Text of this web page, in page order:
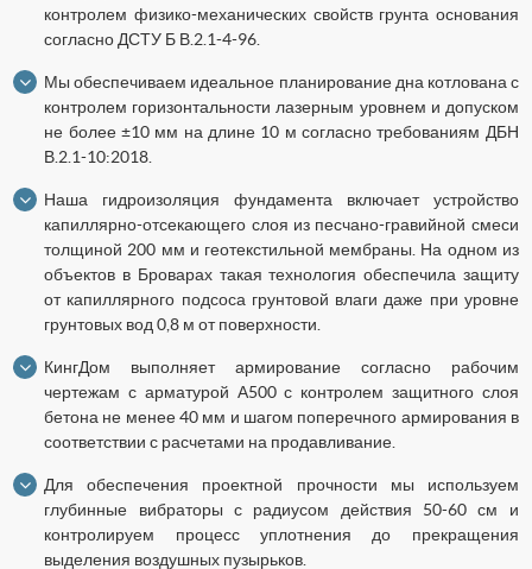
контролем физико-механических свойств грунта основания
согласно ДСТУ Б В.2.1-4-96.
Мы обеспечиваем идеальное планирование дна котлована с
контролем горизонтальности лазерным уровнем и допуском
не более ±10 мм на длине 10 м согласно требованиям ДБН
В.2.1-10:2018.
Наша гидроизоляция фундамента включает устройство
капиллярно-отсекающего слоя из песчано-гравийной смеси
толщиной 200 мм и геотекстильной мембраны. На одном из
объектов в Броварах такая технология обеспечила защиту
от капиллярного подсоса грунтовой влаги даже при уровне
грунтовых вод 0,8 м от поверхности.
КингДом выполняет армирование согласно рабочим
чертежам с арматурой А500 с контролем защитного слоя
бетона не менее 40 мм и шагом поперечного армирования в
соответствии с расчетами на продавливание.
Для обеспечения проектной прочности мы используем
глубинные вибраторы с радиусом действия 50-60 см и
контролируем процесс уплотнения до прекращения
выделения воздушных пузырьков.